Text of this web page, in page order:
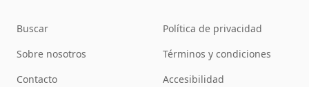
Buscar
Sobre nosotros
Contacto
Política de privacidad
Términos y condiciones
Accesibilidad